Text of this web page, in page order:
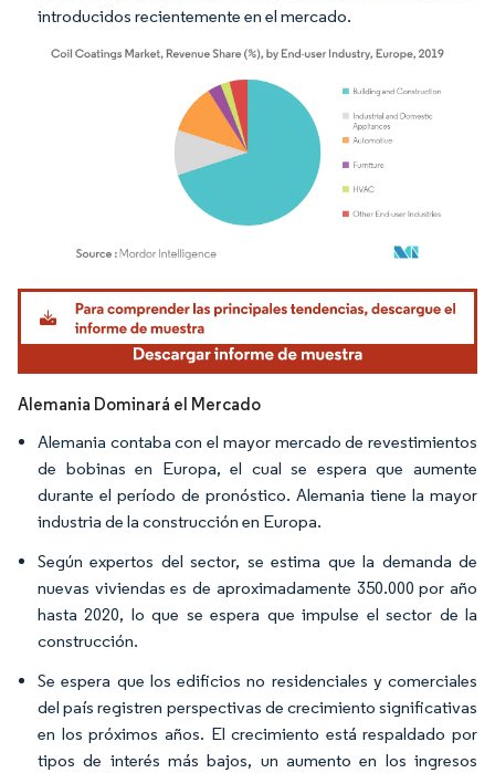
introducidos recientemente en el mercado.
Imagen © Mordor Intelligence. El uso requiere atribución según CC BY 4.0.
Alemania Dominará el Mercado
Alemania contaba con el mayor mercado de revestimientos
de bobinas en Europa, el cual se espera que aumente
durante el período de pronóstico. Alemania tiene la mayor
industria de la construcción en Europa.
Según expertos del sector, se estima que la demanda de
nuevas viviendas es de aproximadamente 350.000 por año
hasta 2020, lo que se espera que impulse el sector de la
construcción.
Se espera que los edificios no residenciales y comerciales
del país registren perspectivas de crecimiento significativas
en los próximos años. El crecimiento está respaldado por
tipos de interés más bajos, un aumento en los ingresos